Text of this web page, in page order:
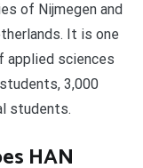
of Nijmegen and
It is one
sciences
3,000
students.
HAN